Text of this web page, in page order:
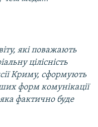
які поважають
цілісність
Криму, сформують
форм комунікації
фактично буде